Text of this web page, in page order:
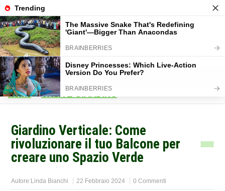
Home>CASA E GIARDINO
Giardino Verticale: Come
rivoluzionare il tuo Balcone per
creare uno Spazio Verde
Autore:Linda Bianchi 22 Febbraio 2024 0 Commenti